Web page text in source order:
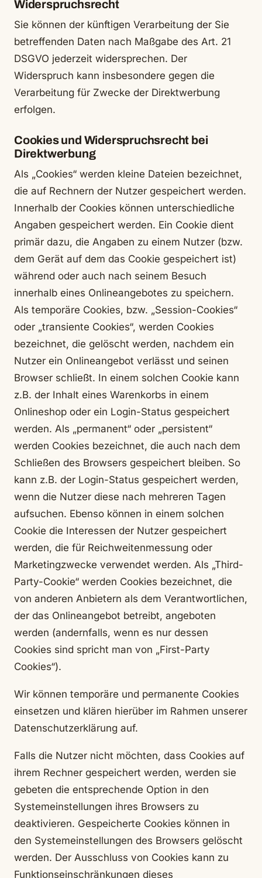
Widerspruchsrecht
Sie können der künftigen Verarbeitung der Sie
betreffenden Daten nach Maßgabe des Art. 21
DSGVO jederzeit widersprechen. Der
Widerspruch kann insbesondere gegen die
Verarbeitung für Zwecke der Direktwerbung
erfolgen.
Cookies und Widerspruchsrecht bei
Direktwerbung
Als „Cookies“ werden kleine Dateien bezeichnet,
die auf Rechnern der Nutzer gespeichert werden.
Innerhalb der Cookies können unterschiedliche
Angaben gespeichert werden. Ein Cookie dient
primär dazu, die Angaben zu einem Nutzer (bzw.
dem Gerät auf dem das Cookie gespeichert ist)
während oder auch nach seinem Besuch
innerhalb eines Onlineangebotes zu speichern.
Als temporäre Cookies, bzw. „Session-Cookies“
oder „transiente Cookies“, werden Cookies
bezeichnet, die gelöscht werden, nachdem ein
Nutzer ein Onlineangebot verlässt und seinen
Browser schließt. In einem solchen Cookie kann
z.B. der Inhalt eines Warenkorbs in einem
Onlineshop oder ein Login-Status gespeichert
werden. Als „permanent“ oder „persistent“
werden Cookies bezeichnet, die auch nach dem
Schließen des Browsers gespeichert bleiben. So
kann z.B. der Login-Status gespeichert werden,
wenn die Nutzer diese nach mehreren Tagen
aufsuchen. Ebenso können in einem solchen
Cookie die Interessen der Nutzer gespeichert
werden, die für Reichweitenmessung oder
Marketingzwecke verwendet werden. Als „Third-
Party-Cookie“ werden Cookies bezeichnet, die
von anderen Anbietern als dem Verantwortlichen,
der das Onlineangebot betreibt, angeboten
werden (andernfalls, wenn es nur dessen
Cookies sind spricht man von „First-Party
Cookies“).
Wir können temporäre und permanente Cookies
einsetzen und klären hierüber im Rahmen unserer
Datenschutzerklärung auf.
Falls die Nutzer nicht möchten, dass Cookies auf
ihrem Rechner gespeichert werden, werden sie
gebeten die entsprechende Option in den
Systemeinstellungen ihres Browsers zu
deaktivieren. Gespeicherte Cookies können in
den Systemeinstellungen des Browsers gelöscht
werden. Der Ausschluss von Cookies kann zu
Funktionseinschränkungen dieses